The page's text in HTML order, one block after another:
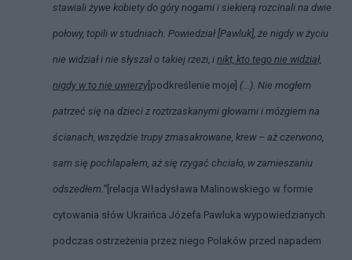
stawiali żywe kobiety do góry nogami i siekierą rozcinali na dwie
połowy, topili w studniach. Powiedział[Pawluk], że nigdy w życiu
nie widział i nie słyszał o takiej rzezi, i nikt, kto tego nie widział,
nigdy w to nie uwierzy[podkreślenie moje] (...). Nie mogłem
patrzeć się na dzieci z roztrzaskanymi głowami i mózgiem na
ścianach, wszędzie trupy zmasakrowane, krew – aż czerwono,
sam się pochlapałem, aż się rzygać chciało, w zamieszaniu
odszedłem.”[relacja Władysława Malinowskiego w formie
cytowania słów Ukraińca Józefa Pawluka wypowiedzianych
podczas ostrzeżenia przez niego Polaków przed napadem